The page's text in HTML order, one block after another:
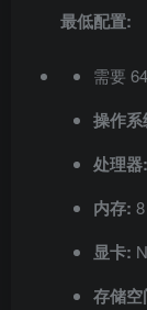
最低配置:
需要
操作系
处理器:
内存:
显卡:
存储空